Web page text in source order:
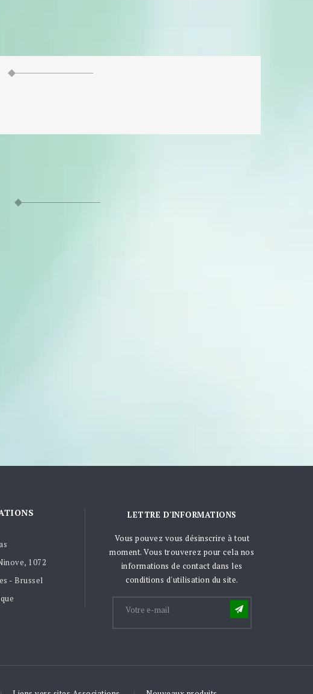
1072
- Brussel
LETTRE D'INFORMATIONS
Vous pouvez vous désinscrire à tout
moment. Vous trouverez pour cela nos
informations de contact dans les
conditions d'utilisation du site.